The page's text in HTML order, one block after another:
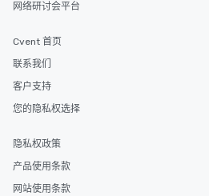
网络研讨会平台
Cvent 首页
联系我们
客户支持
您的隐私权选择
隐私权政策
产品使用条款
网站使用条款